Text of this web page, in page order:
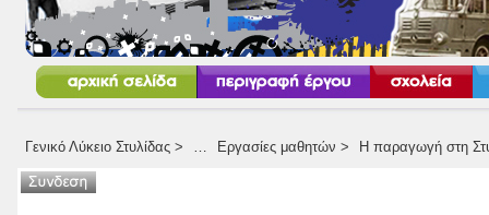
Γενικό Λύκειο Στυλίδας> … Εργασίες μαθητών > Η παραγωγή στη